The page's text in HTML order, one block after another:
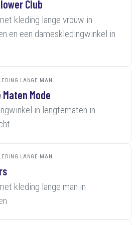
Club
kleding lange vrouw in
en een dameskledingwinkel in
LANGE MAN
Mode
in lengtematen in
LANGE MAN
kleding lange man in